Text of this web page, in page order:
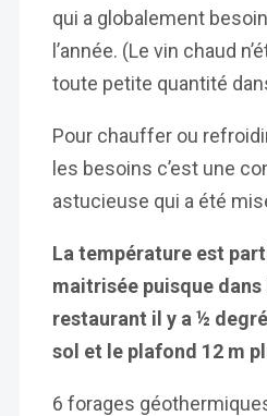
qui a globalement
l’année. (Le vin chaud
toute petite quantité
Pour chauffer ou
les besoins c’est une
astucieuse qui a été
La température est
maitrisée puisque
restaurant il y a ½
sol et le plafond 12 m
6 forages